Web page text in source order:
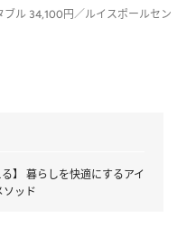
ル 34,100円／ルイスポールセン
】 暮らしを快適にするアイ
ソッド